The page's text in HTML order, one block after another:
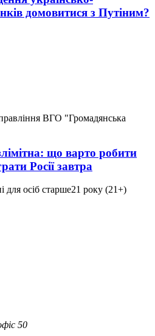
домовитися з Путіним?
ВГО "Громадянська
що варто робити
Росії завтра
для осіб старше21 року (21+)
50